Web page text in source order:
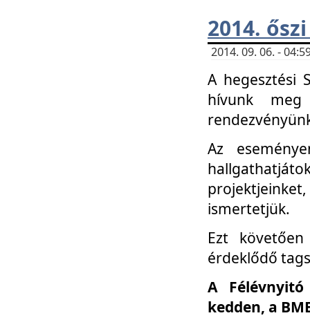
2014.
2014. 09. 06. -
A hegesztési
hívunk
Az
ismertetjük.
Ezt
érdeklődő
A
kedden, a